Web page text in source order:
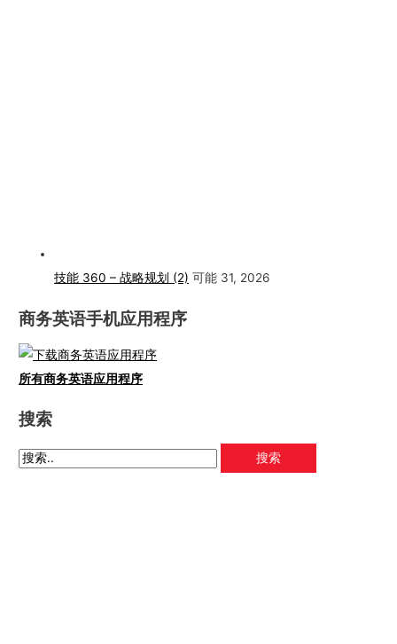
技能 360 – 战略规划 (2) 可能 31, 2026
商务英语手机应用程序
所有商务英语应用程序
搜索